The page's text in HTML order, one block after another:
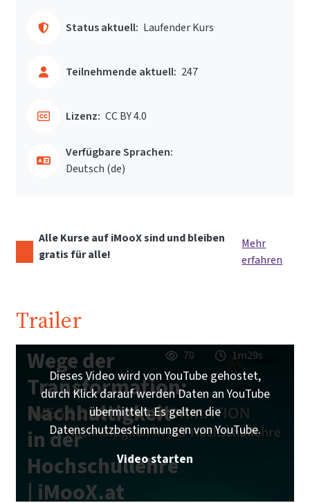
Status aktuell: Laufender Kurs
Teilnehmende aktuell: 247
Lizenz: CC BY 4.0
Verfügbare Sprachen:
Deutsch ‎(de)‎
Alle Kurse auf iMooX sind und bleiben
gratis für alle!
Mehr
erfahren
Trailer
Wege der
Transformation:
Nachhaltigkeit
in der
Hochschullehre
| iMooX.at
70 1m29s
Dieses Video wird von YouTube gehostet,
durch Klick darauf werden Daten an YouTube
übermittelt. Es gelten die
Datenschutzbestimmungen von YouTube.
Video starten